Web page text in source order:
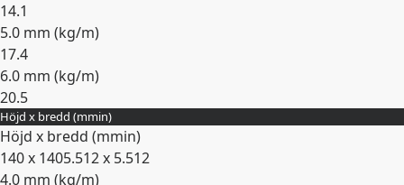
14.1
5.0 mm (kg/m)
17.4
6.0 mm (kg/m)
20.5
Expandera
Höjd x bredd (mmin)
Höjd x bredd (mmin)
140 x 1405.512 x 5.512
4.0 mm (kg/m)